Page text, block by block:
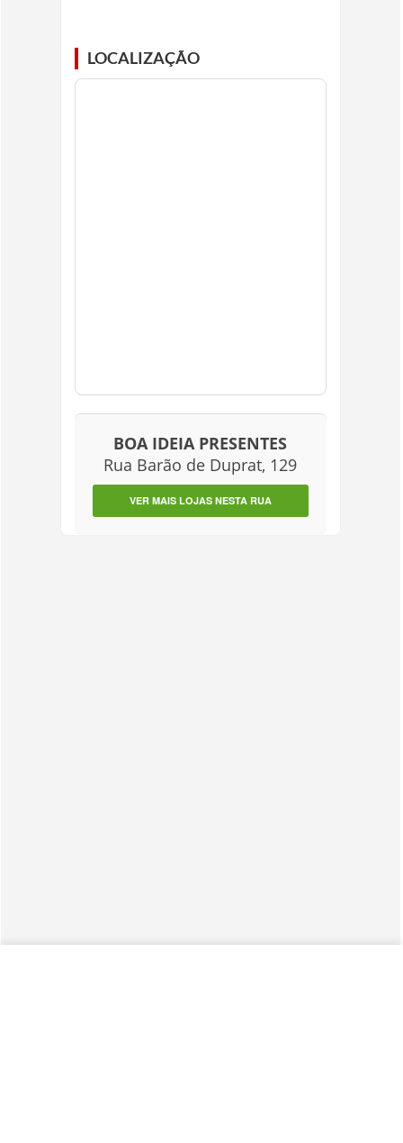
LOCALIZAÇÃO
BOA IDEIA PRESENTES
Rua Barão de Duprat, 129
VER MAIS LOJAS NESTA RUA